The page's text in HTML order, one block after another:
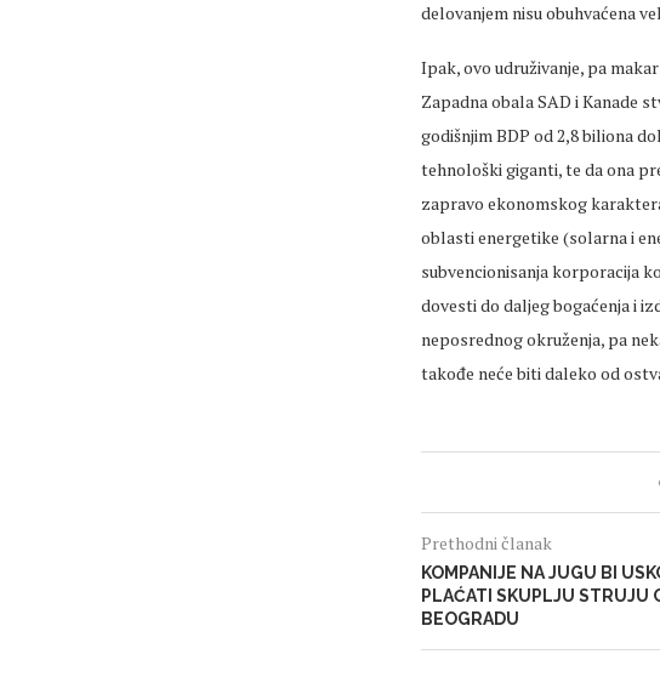
delovanjem nisu obuhvaćena
Ipak, ovo udruživanje, pa
Zapadna obala SAD i Kanade
godišnjim BDP od 2,8 biliona
tehnološki giganti, te da ona
zapravo ekonomskog
oblasti energetike (solarna i
subvencionisanja korporacija
dovesti do daljeg bogaćenja i
neposrednog okruženja, pa
takođe neće biti daleko od
Prethodni članak
KOMPANIJE NA JUGU BI
PLAĆATI SKUPLJU STRUJU
BEOGRADU